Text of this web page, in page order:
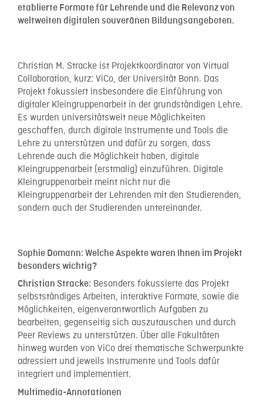
etablierte Formate für Lehrende und die Relevanz von
weltweiten digitalen souveränen Bildungsangeboten.
Christian M. Stracke ist Projektkoordinator von Virtual
Collaboration, kurz: ViCo, der Universität Bonn. Das
Projekt fokussiert insbesondere die Einführung von
digitaler Kleingruppenarbeit in der grundständigen Lehre.
Es wurden universitätsweit neue Möglichkeiten
geschaffen, durch digitale Instrumente und Tools die
Lehre zu unterstützen und dafür zu sorgen, dass
Lehrende auch die Möglichkeit haben, digitale
Kleingruppenarbeit (erstmalig) einzuführen. Digitale
Kleingruppenarbeit meint nicht nur die
Kleingruppenarbeit der Lehrenden mit den Studierenden,
sondern auch der Studierenden untereinander.
Sophie Domann: Welche Aspekte waren Ihnen im Projekt
besonders wichtig?
Christian Stracke: Besonders fokussierte das Projekt
selbstständiges Arbeiten, interaktive Formate, sowie die
Möglichkeiten, eigenverantwortlich Aufgaben zu
bearbeiten, gegenseitig sich auszutauschen und durch
Peer Reviews zu unterstützen. Über alle Fakultäten
hinweg wurden von ViCo drei thematische Schwerpunkte
adressiert und jeweils Instrumente und Tools dafür
integriert und implementiert.
Multimedia-Annotationen